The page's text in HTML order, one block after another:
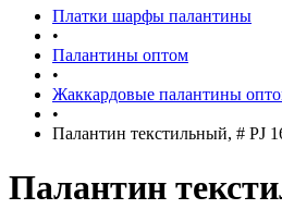
Платки шарфы палантины
•
Палантины оптом
•
Жаккардовые палантины
•
Палантин текстильный, # PJ
Палантин